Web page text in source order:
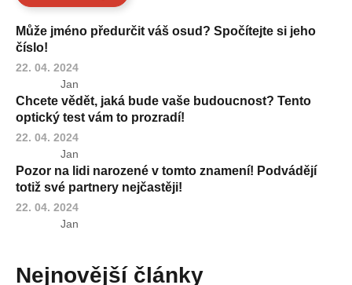
Může jméno předurčit váš osud? Spočítejte si jeho
číslo!
22. 04. 2024
Jan
Chcete vědět, jaká bude vaše budoucnost? Tento
optický test vám to prozradí!
22. 04. 2024
Jan
Pozor na lidi narozené v tomto znamení! Podvádějí
totiž své partnery nejčastěji!
22. 04. 2024
Jan
Nejnovější články